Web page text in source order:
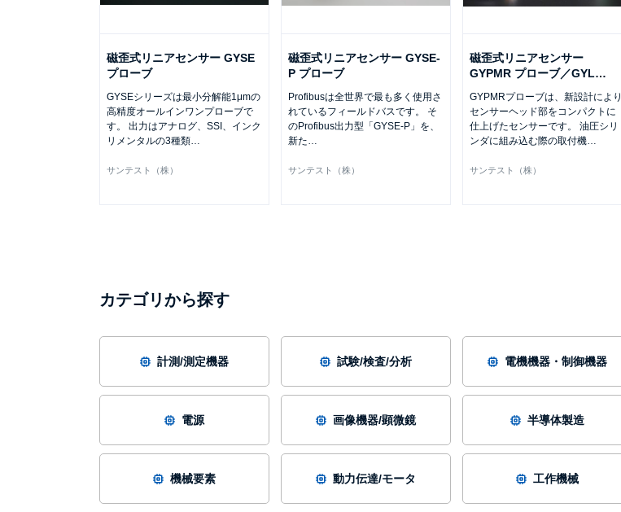
磁歪式リニアセンサー GYSE
プローブ
GYSEシリーズは最小分解能1μmの
高精度オールインワンプローブで
す。 出力はアナログ、SSI、インク
リメンタルの3種類…
サンテスト（株）
磁歪式リニアセンサー GYSE-
P プローブ
Profibusは全世界で最も多く使用さ
れているフィールドバスです。 そ
のProfibus出力型「GYSE-P」を、
新た…
サンテスト（株）
磁歪式リニアセンサー
GYPMR プローブ／GYL…
GYPMRプローブは、新設計により
センサーヘッド部をコンパクトに
仕上げたセンサーです。 油圧シリ
ンダに組み込む際の取付機…
サンテスト（株）
カテゴリから探す
計測/測定機器 試験/検査/分析 電機機器・制御機器
電源 画像機器/顕微鏡 半導体製造
機械要素 動力伝達/モータ 工作機械